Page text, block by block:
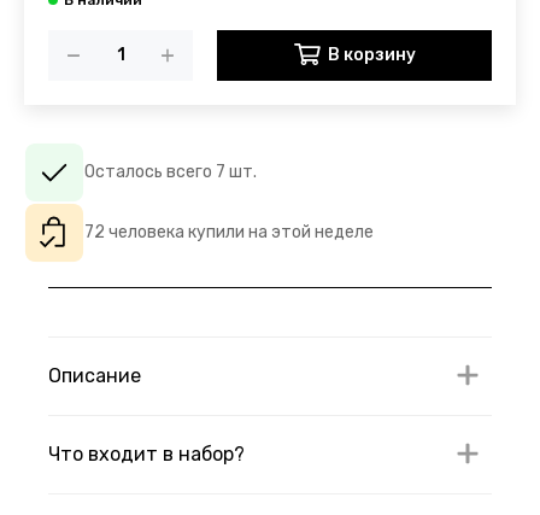
В корзину
Осталось всего 7 шт.
72 человека купили на этой неделе
Описание
Что входит в набор?